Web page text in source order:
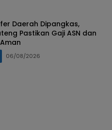
Daerah Dipangkas,
Pastikan Gaji ASN dan
06/08/2026